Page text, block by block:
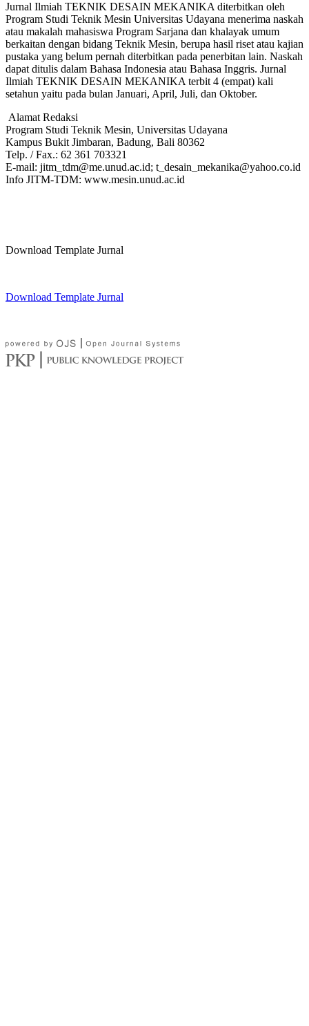
Jurnal Ilmiah TEKNIK DESAIN MEKANIKA diterbitkan oleh
Program Studi Teknik Mesin Universitas Udayana menerima naskah
atau makalah mahasiswa Program Sarjana dan khalayak umum
berkaitan dengan bidang Teknik Mesin, berupa hasil riset atau kajian
pustaka yang belum pernah diterbitkan pada penerbitan lain. Naskah
dapat ditulis dalam Bahasa Indonesia atau Bahasa Inggris. Jurnal
Ilmiah TEKNIK DESAIN MEKANIKA terbit 4 (empat) kali
setahun yaitu pada bulan Januari, April, Juli, dan Oktober.
Alamat Redaksi
Program Studi Teknik Mesin, Universitas Udayana
Kampus Bukit Jimbaran, Badung, Bali 80362
Telp. / Fax.: 62 361 703321
E-mail: jitm_tdm@me.unud.ac.id; t_desain_mekanika@yahoo.co.id
Info JITM-TDM: www.mesin.unud.ac.id
Download Template Jurnal
Download Template Jurnal